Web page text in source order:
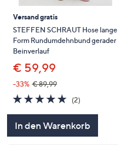
Versand gratis
STEFFEN SCHRAUT Hose lange
Form Rundumdehnbund gerader
Beinverlauf
€ 59,99
-33% € 89,99
5.0
von
(2)
In den Warenkorb